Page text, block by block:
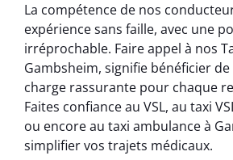
La compétence de nos
expérience sans faille, avec une
irréprochable. Faire appel à nos
Gambsheim, signifie bénéficier
charge rassurante pour chaque
Faites confiance au VSL, au taxi
ou encore au taxi ambulance à
simplifier vos trajets médicaux.